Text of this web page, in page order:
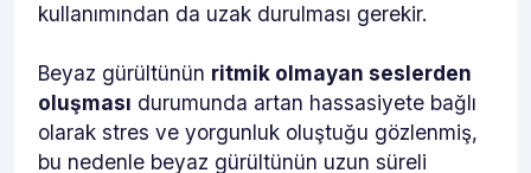
kullanımından da uzak durulması gerekir.
Beyaz gürültünün ritmik olmayan seslerden
oluşması durumunda artan hassasiyete bağlı
olarak stres ve yorgunluk oluştuğu gözlenmiş,
bu nedenle beyaz gürültünün uzun süreli